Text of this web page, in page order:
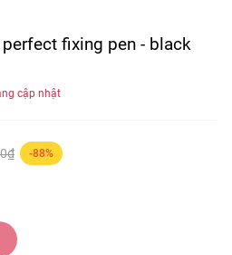
fixing pen - black
cập nhật
-88%